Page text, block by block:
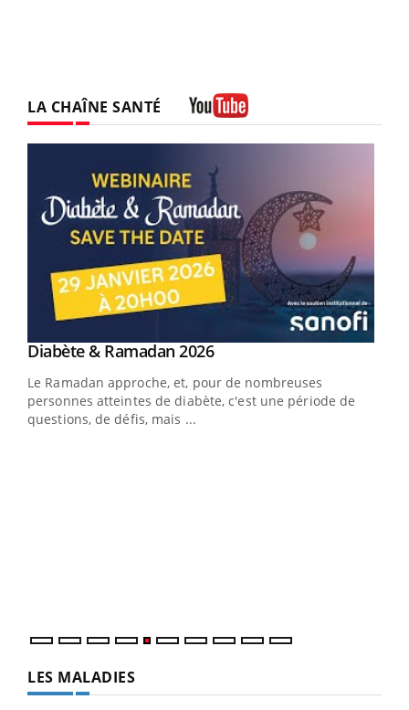
LA CHAÎNE SANTÉ
Youtube
Diabète & Ramadan 2026Youtube
Le Ramadan approche, et, pour de nombreuses
personnes atteintes de diabète, c'est une période de
questions, de défis, mais ...
Youtube
Un « jumeau numérique » pour faciliter l’accès
Un établissement lié à un groupe mutualiste innove en
matière de bilan de santé : l'utilisation d'un « jumeau
LES MALADIES